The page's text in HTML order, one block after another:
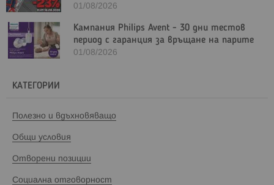
Marvel и/или LEGO Star Wars с - 23%"
01/08/2026
Кампания Philips Avent - 30 дни тестов
период с гаранция за връщане на парите
01/08/2026
КАТЕГОРИИ
Полезно и вдъхновяващо
Общи условия
Отворени позиции
Социална отговорност